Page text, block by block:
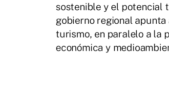
sostenible y el potencial
gobierno regional
turismo, en paralelo a la
económica y